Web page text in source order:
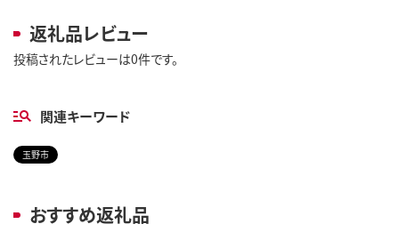
返礼品レビュー
投稿されたレビューは0件です。
関連キーワード
玉野市
おすすめ返礼品